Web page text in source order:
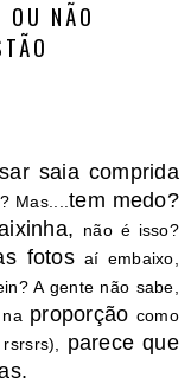
NÃO
saia comprida
Mas....tem medo?
não é isso?
fotos aí embaixo,
A gente não sabe,
proporção como
parece que